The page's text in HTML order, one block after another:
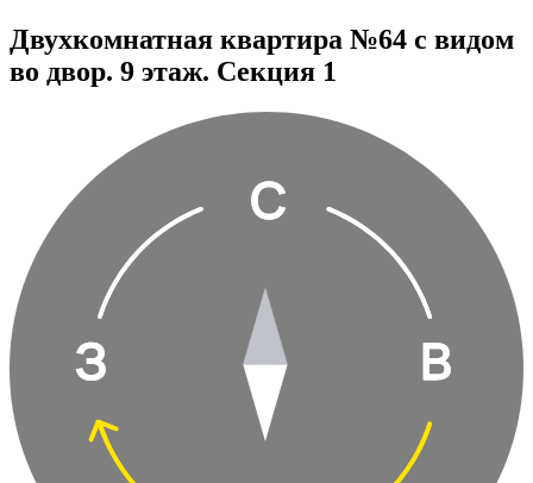
Двухкомнатная квартира №64 с видом
во двор. 9 этаж. Секция 1